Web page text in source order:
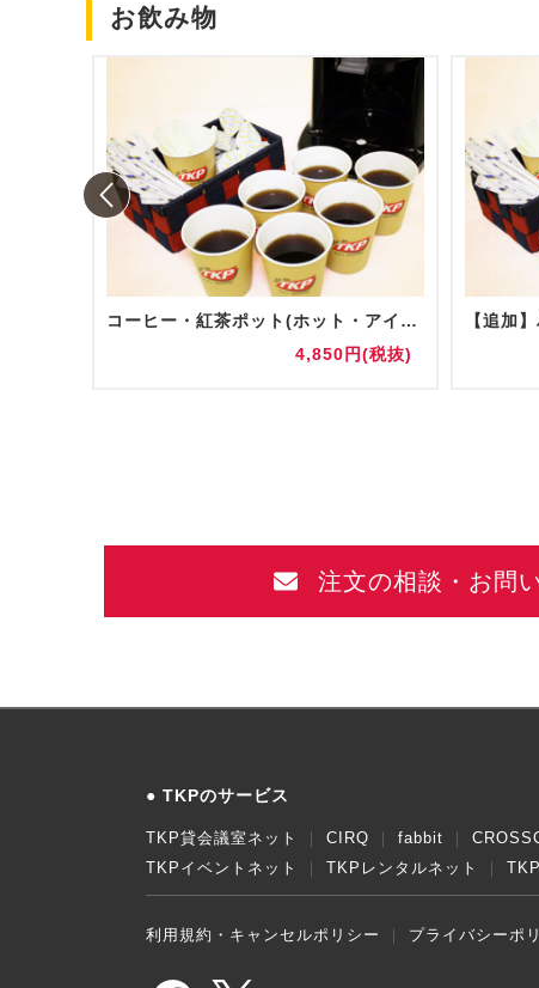
お飲み物
コーヒー・紅茶ポット(ホット・アイス)
4,850円(税抜)
注文の相談・お問
TKPのサービス
TKP貸会議室ネット CIRQ fabbit
TKPイベントネット
TKPレンタルネット
利用規約・キャンセルポリシー プライバシーポ